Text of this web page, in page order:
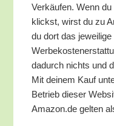
Ver­käu­fen. Wenn
klickst, wirst du zu
du dort das
dadurch nichts und
Mit dei­nem Kauf
Betrieb die­ser
Amazon.de gel­ten